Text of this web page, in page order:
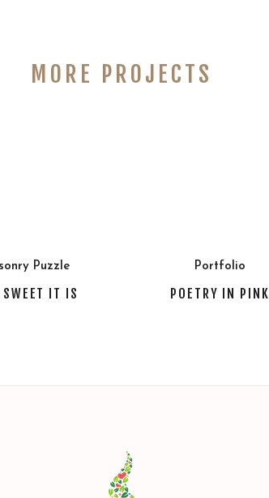
MORE PROJECTS
Puzzle
SWEET IT IS
Portfolio
POETRY IN PINK